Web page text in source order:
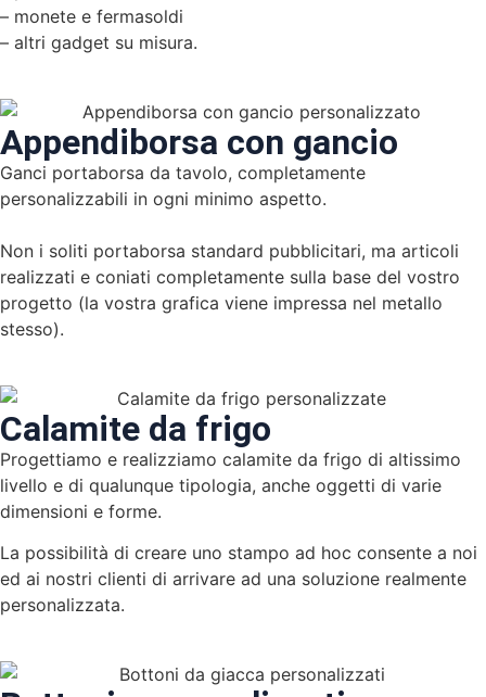
– monete e fermasoldi
– altri gadget su misura.
Appendiborsa con gancio
Ganci portaborsa da tavolo, completamente
personalizzabili in ogni minimo aspetto.
Non i soliti portaborsa standard pubblicitari, ma articoli
realizzati e coniati completamente sulla base del vostro
progetto (la vostra grafica viene impressa nel metallo
stesso).
Calamite da frigo
Progettiamo e realizziamo calamite da frigo di altissimo
livello e di qualunque tipologia, anche oggetti di varie
dimensioni e forme.
La possibilità di creare uno stampo ad hoc consente a noi
ed ai nostri clienti di arrivare ad una soluzione realmente
personalizzata.